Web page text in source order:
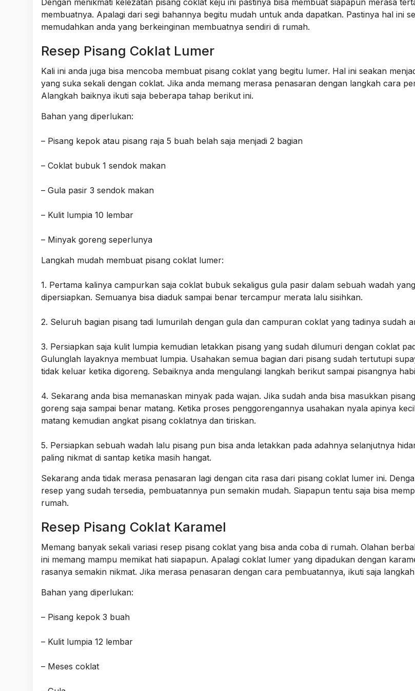
Dengan menikmati kelezatan pisang coklat keju ini pastinya bisa membuat siapapun merasa
membuatnya. Apalagi dari segi bahannya begitu mudah untuk anda dapatkan. Pastinya hal ini
memudahkan anda yang berkeinginan membuatnya sendiri di rumah.
Resep Pisang Coklat Lumer
Kali ini anda juga bisa mencoba membuat pisang coklat yang begitu lumer. Hal ini seakan
yang suka sekali dengan coklat. Jika anda memang merasa penasaran dengan langkah cara
Alangkah baiknya ikuti saja beberapa tahap berikut ini.
Bahan yang diperlukan:
– Pisang kepok atau pisang raja 5 buah belah saja menjadi 2 bagian
– Coklat bubuk 1 sendok makan
– Gula pasir 3 sendok makan
– Kulit lumpia 10 lembar
– Minyak goreng seperlunya
Langkah mudah membuat pisang coklat lumer:
1. Pertama kalinya campurkan saja coklat bubuk sekaligus gula pasir dalam sebuah wadah
dipersiapkan. Semuanya bisa diaduk sampai benar tercampur merata lalu sisihkan.
2. Seluruh bagian pisang tadi lumurilah dengan gula dan campuran coklat yang tadinya sudah
3. Persiapkan saja kulit lumpia kemudian letakkan pisang yang sudah dilumuri dengan coklat
Gulunglah layaknya membuat lumpia. Usahakan semua bagian dari pisang sudah tertutupi
tidak keluar ketika digoreng. Sebaiknya anda mengulangi langkah berikut sampai pisangnya
4. Sekarang anda bisa memanaskan minyak pada wajan. Jika sudah anda bisa masukkan
goreng saja sampai benar matang. Ketika proses penggorengannya usahakan nyala apinya
matang kemudian angkat pisang coklatnya dan tiriskan.
5. Persiapkan sebuah wadah lalu pisang pun bisa anda letakkan pada adahnya selanjutnya
paling nikmat di santap ketika masih hangat.
Sekarang anda tidak merasa penasaran lagi dengan cita rasa dari pisang coklat lumer ini.
resep yang sudah tersedia, pembuatannya pun semakin mudah. Siapapun tentu saja bisa
rumah.
Resep Pisang Coklat Karamel
Memang banyak sekali variasi resep pisang coklat yang bisa anda coba di rumah. Olahan
ini memang mampu memikat hati siapapun. Apalagi coklat lumer yang dipadukan dengan
rasanya semakin nikmat. Jika merasa penasaran dengan cara pembuatannya, ikuti saja
Bahan yang diperlukan:
– Pisang kepok 3 buah
– Kulit lumpia 12 lembar
– Meses coklat